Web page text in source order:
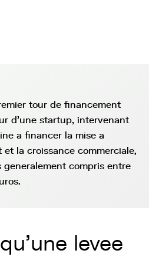
tour de financement
d'une startup, intervenant
a financer la mise a
la croissance commerciale,
generalement compris entre
levee